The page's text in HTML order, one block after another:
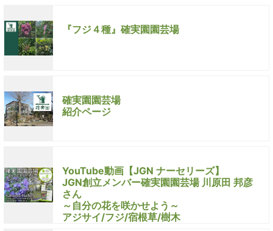
『フジ４種』確実園園芸場
確実園園芸場
紹介ページ
YouTube動画【JGN ナーセリーズ】
JGN創立メンバー確実園園芸場 川原田 邦彦
さん
～自分の花を咲かせよう～
アジサイ/フジ/宿根草/樹木